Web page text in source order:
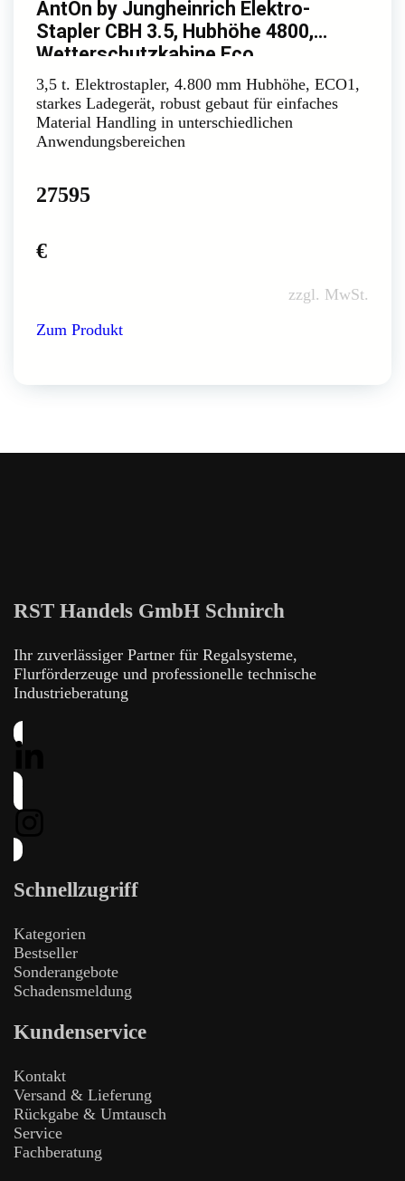
AntOn by Jungheinrich Elektro-
Stapler CBH 3.5, Hubhöhe 4800,
Wetterschutzkabine Eco
3,5 t. Elektrostapler, 4.800 mm Hubhöhe, ECO1,
starkes Ladegerät, robust gebaut für einfaches
Material Handling in unterschiedlichen
Anwendungsbereichen
27595
€
zzgl. MwSt.
Zum Produkt
RST Handels GmbH Schnirch
Ihr zuverlässiger Partner für Regalsysteme,
Flurförderzeuge und professionelle technische
Industrieberatung
Schnellzugriff
Kategorien
Bestseller
Sonderangebote
Schadensmeldung
Kundenservice
Kontakt
Versand & Lieferung
Rückgabe & Umtausch
Service
Fachberatung